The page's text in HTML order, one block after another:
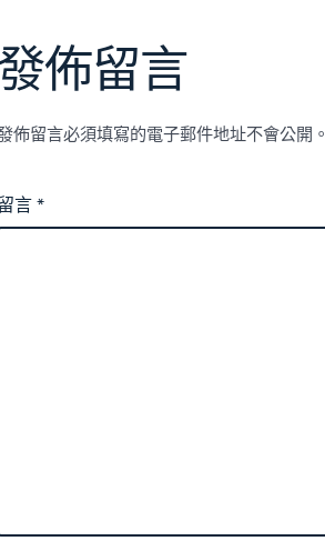
佈留言
佈留言必須填寫的電子郵件地址不會公開。
言*